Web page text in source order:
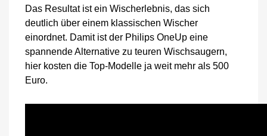
Das Resultat ist ein Wischerlebnis, das sich
deutlich über einem klassischen Wischer
einordnet. Damit ist der Philips OneUp eine
spannende Alternative zu teuren Wischsaugern,
hier kosten die Top-Modelle ja weit mehr als 500
Euro.